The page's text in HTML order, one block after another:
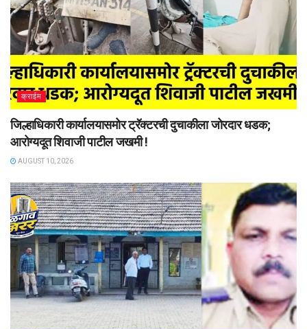
क्राईम
जिल्हाधिकारी कार्यालयासमोर ट्रॅक्टरची दुचाकीला जोरदार धडक;
आरोग्यदूत शिवाजी पाटील जखमी !
AUGUST 10, 2026